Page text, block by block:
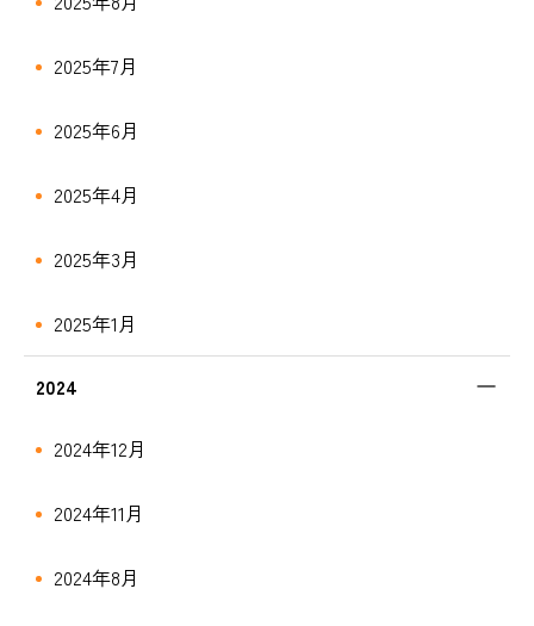
2025年7月
2025年6月
2025年4月
2025年3月
2025年1月
2024
2024年12月
2024年11月
2024年8月